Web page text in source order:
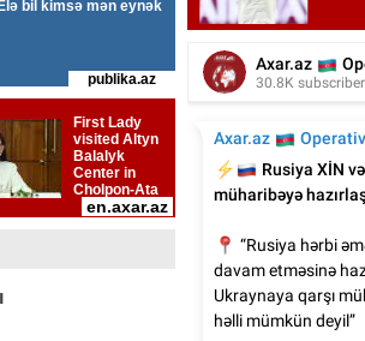
qəbirüstü abidəsi -
İtaliyada